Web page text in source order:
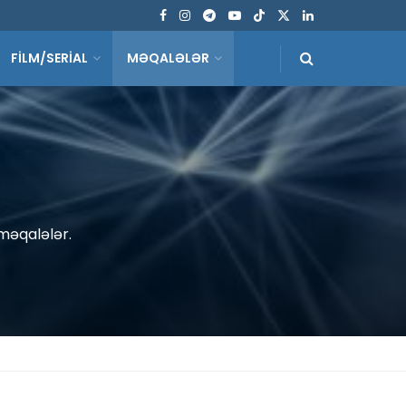
FİLM/SERİAL MƏQALƏLƏR